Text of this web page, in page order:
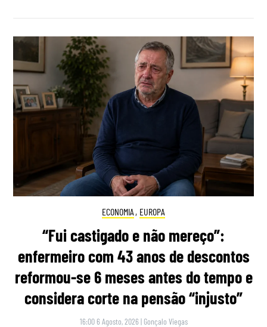
ECONOMIA , EUROPA
“Fui castigado e não mereço”:
enfermeiro com 43 anos de descontos
reformou-se 6 meses antes do tempo e
considera corte na pensão “injusto”
16:00 6 Agosto, 2026 | Gonçalo Viegas